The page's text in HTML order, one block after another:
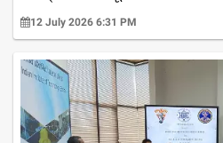
12 July 2026 6:31 PM